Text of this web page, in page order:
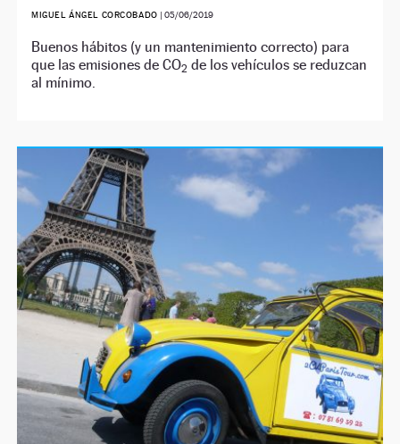
MIGUEL ÁNGEL CORCOBADO |05/06/2019
Buenos hábitos (y un mantenimiento correcto) para
que las emisiones de CO2 de los vehículos se reduzcan
al mínimo.